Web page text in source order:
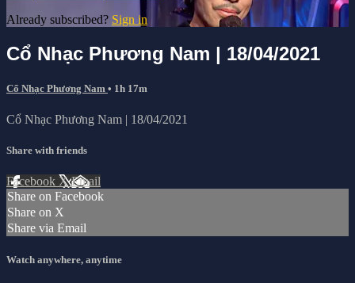
Already subscribed? Sign in
Cổ Nhạc Phương Nam | 18/04/2021
Cổ Nhạc Phương Nam • 1h 17m
Cổ Nhạc Phương Nam | 18/04/2021
Share with friends
Facebook XEmail
Share on Facebook
Share on X
Share via Email
Watch anywhere, anytime